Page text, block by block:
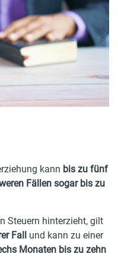
kann bis zu fünf
Fällen sogar bis zu
Steuern hinterzieht, gilt
Fall und kann zu einer
Monaten bis zu zehn